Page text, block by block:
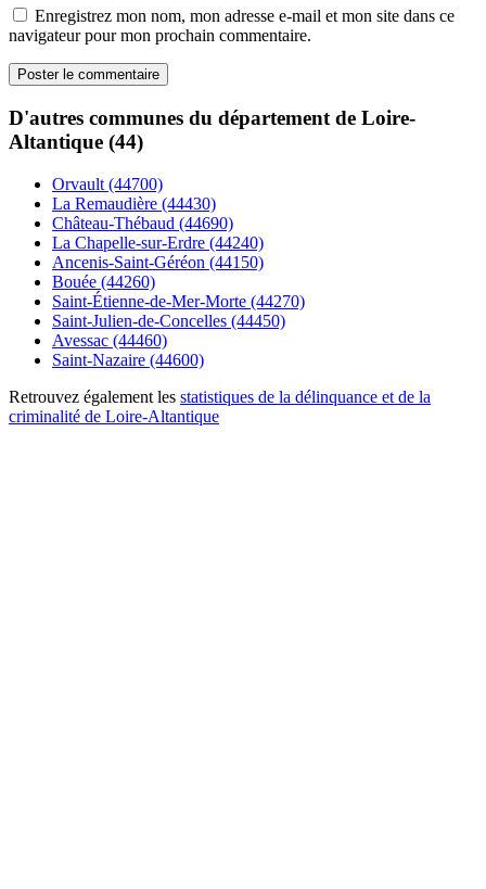
Enregistrez mon nom, mon adresse e-mail et mon site dans ce
navigateur pour mon prochain commentaire.
D'autres communes du département de Loire-
Altantique (44)
Orvault (44700)
La Remaudière (44430)
Château-Thébaud (44690)
La Chapelle-sur-Erdre (44240)
Ancenis-Saint-Géréon (44150)
Bouée (44260)
Saint-Étienne-de-Mer-Morte (44270)
Saint-Julien-de-Concelles (44450)
Avessac (44460)
Saint-Nazaire (44600)
Retrouvez également les statistiques de la délinquance et de la
criminalité de Loire-Altantique